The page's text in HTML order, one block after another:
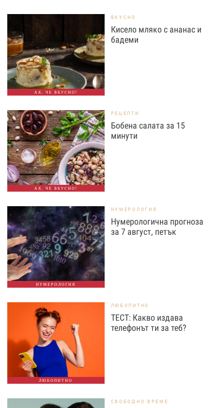
АХ, ЧЕ ВКУСНО!
ВКУСНО
Кисело мляко с ананас и
бадеми
АХ, ЧЕ ВКУСНО!
РЕЦЕПТИ
Бобена салата за 15
минути
НУМЕРОЛОГИЯ
НУМЕРОЛОГИЯ
Нумерологична прогноза
за 7 август, петък
ЛЮБОПИТНО
ЛЮБОПИТНО
ТЕСТ: Какво издава
телефонът ти за теб?
СВОБОДНО ВРЕМЕ